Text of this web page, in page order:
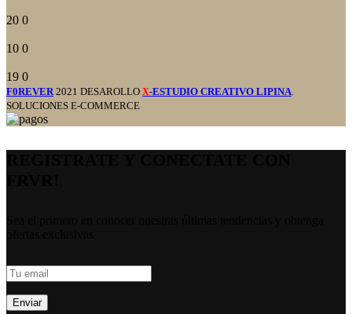
20 0
10 0
19 0
F0REVER 2021 DESAROLLO X-ESTUDIO CREATIVO LIPINA.
SOLUCIONES E-COMMERCE